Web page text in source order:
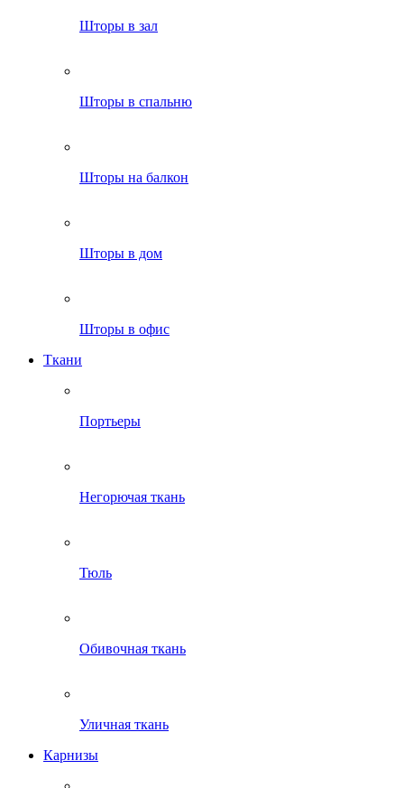
Шторы в зал
Шторы в спальню
Шторы на балкон
Шторы в дом
Шторы в офис
Ткани
Портьеры
Негорючая ткань
Тюль
Обивочная ткань
Уличная ткань
Карнизы